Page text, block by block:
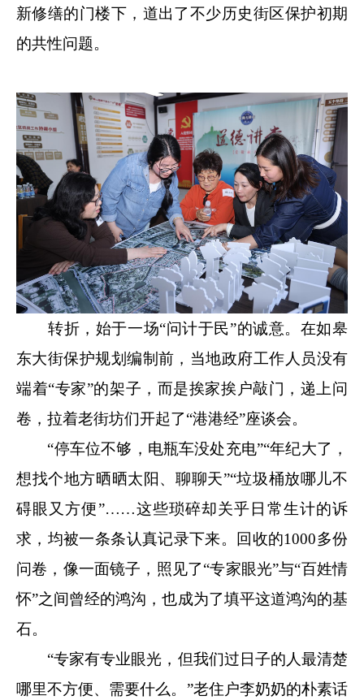
新修缮的门楼下，道出了不少历史街区保护初期
的共性问题。
转折，始于一场“问计于民”的诚意。在如皋
东大街保护规划编制前，当地政府工作人员没有
端着“专家”的架子，而是挨家挨户敲门，递上问
卷，拉着老街坊们开起了“港港经”座谈会。
“停车位不够，电瓶车没处充电”“年纪大了，
想找个地方晒晒太阳、聊聊天”“垃圾桶放哪儿不
碍眼又方便”……这些琐碎却关乎日常生计的诉
求，均被一条条认真记录下来。回收的1000多份
问卷，像一面镜子，照见了“专家眼光”与“百姓情
怀”之间曾经的鸿沟，也成为了填平这道鸿沟的基
石。
“专家有专业眼光，但我们过日子的人最清楚
哪里不方便、需要什么。”老住户李奶奶的朴素话